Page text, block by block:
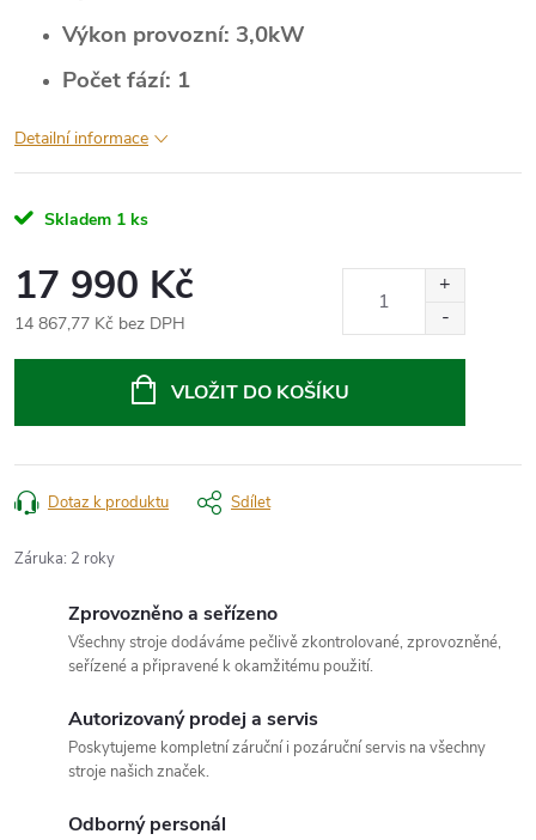
Výkon provozní: 3,0kW
Počet fází: 1
Detailní informace
Skladem 1 ks
17 990 Kč
14 867,77 Kč bez DPH
VLOŽIT DO KOŠÍKU
Dotaz k produktu Sdílet
Záruka: 2 roky
Zprovozněno a seřízeno
Všechny stroje dodáváme pečlivě zkontrolované, zprovozněné,
seřízené a připravené k okamžitému použití.
Autorizovaný prodej a servis
Poskytujeme kompletní záruční i pozáruční servis na všechny
stroje našich značek.
Odborný personál